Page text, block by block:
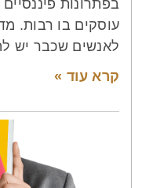
בפתרונות
עוסקים בו רבות.
לאנשים שכבר יש
קרא עוד »